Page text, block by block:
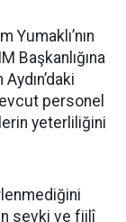
Yumaklı’nın
Başkanlığına
personel
yeterliliğini
sevki ve fiilî